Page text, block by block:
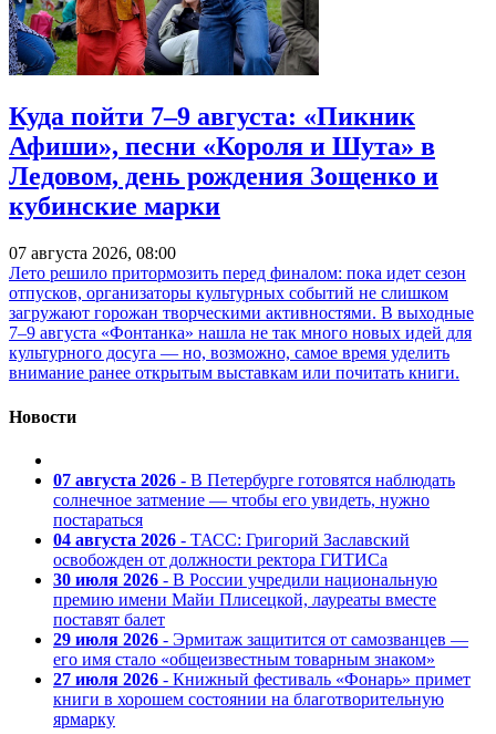
Куда пойти 7–9 августа: «Пикник
Афиши», песни «Короля и Шута» в
Ледовом, день рождения Зощенко и
кубинские марки
07 августа 2026, 08:00
Лето решило притормозить перед финалом: пока идет сезон
отпусков, организаторы культурных событий не слишком
загружают горожан творческими активностями. В выходные
7–9 августа «Фонтанка» нашла не так много новых идей для
культурного досуга — но, возможно, самое время уделить
внимание ранее открытым выставкам или почитать книги.
Новости
07 августа 2026 - В Петербурге готовятся наблюдать
солнечное затмение — чтобы его увидеть, нужно
постараться
04 августа 2026 - ТАСС: Григорий Заславский
освобожден от должности ректора ГИТИСа
30 июля 2026 - В России учредили национальную
премию имени Майи Плисецкой, лауреаты вместе
поставят балет
29 июля 2026 - Эрмитаж защитится от самозванцев —
его имя стало «общеизвестным товарным знаком»
27 июля 2026 - Книжный фестиваль «Фонарь» примет
книги в хорошем состоянии на благотворительную
ярмарку